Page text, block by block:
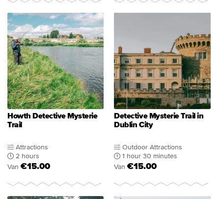
Howth Detective Mysterie
Trail
Attractions
2 hours
Van €15.00
Detective Mysterie Trail in
Dublin City
Outdoor Attractions
1 hour 30 minutes
Van €15.00